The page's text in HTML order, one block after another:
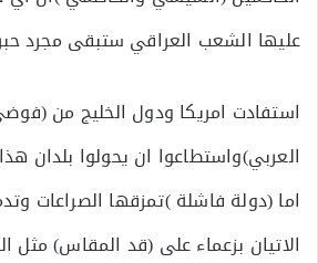
عليها الشعب العراقي ستبقى مجرد
استفادت امريكا ودول الخليج من
العربي)واستطاعوا ان يحولوا بلدان
اما (دولة فاشلة )تمزقها الصراعات
الاتيان بزعماء على (قد المقاس)